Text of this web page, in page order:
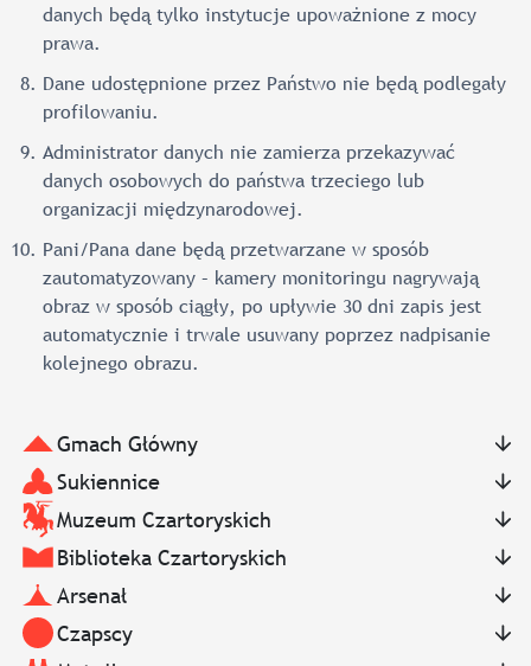
danych będą tylko instytucje upoważnione z mocy
prawa.
Dane udostępnione przez Państwo nie będą podlegały
profilowaniu.
Administrator danych nie zamierza przekazywać
danych osobowych do państwa trzeciego lub
organizacji międzynarodowej.
Pani/Pana dane będą przetwarzane w sposób
zautomatyzowany – kamery monitoringu nagrywają
obraz w sposób ciągły, po upływie 30 dni zapis jest
automatycznie i trwale usuwany poprzez nadpisanie
kolejnego obrazu.
Gmach Główny
Sukiennice
Muzeum Czartoryskich
Biblioteka Czartoryskich
Arsenał
Czapscy